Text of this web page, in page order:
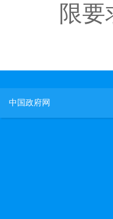
限
中国政府网